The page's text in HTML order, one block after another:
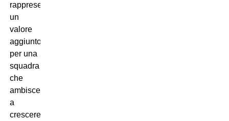
rappresenta
un
valore
aggiunto
per una
squadra
che
ambisce
a
crescere